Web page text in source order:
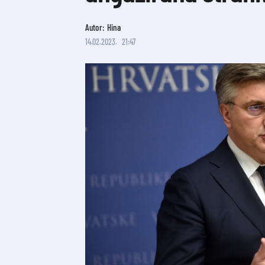
Autor: Hina
14.02.2023. 21:47